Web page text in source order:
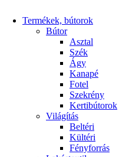
Termékek, bútorok
Bútor
Asztal
Szék
Ágy
Kanapé
Fotel
Szekrény
Kertibútorok
Világítás
Beltéri
Kültéri
Fényforrás